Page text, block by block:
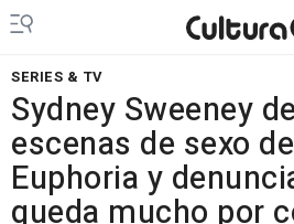
SERIES & TV
Sydney Sweeney
escenas de sexo
Euphoria y
queda mucho por